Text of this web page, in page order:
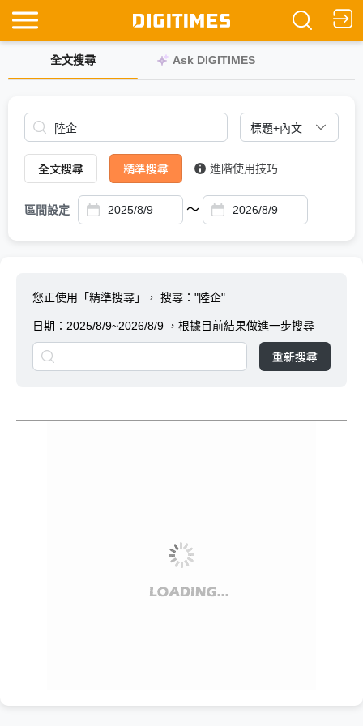
全文搜尋 Ask DIGITIMES
全文搜尋 精準搜尋 進階使用技巧
區間設定 ～
您正使用「精準搜尋」， 搜尋："陸企"
日期： 2025/8/9~2026/8/9 ，根據目前結果做進一步搜尋
重新搜尋